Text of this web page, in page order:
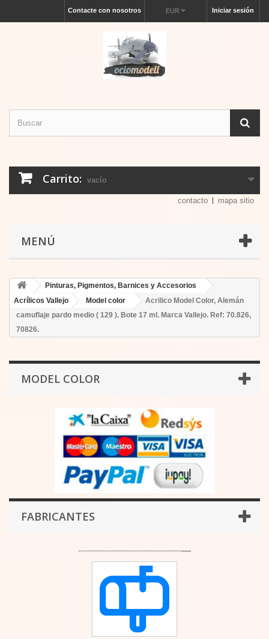
Iniciar sesión
EUR
Contacte con nosotros
Carrito: vacío
contacto mapa sitio
MENÚ
Pinturas, Pigmentos, Barnices y Accesorios
Acrílicos Vallejo
Model color
Acrilico Model Color, Alemán
camuflaje pardo medio ( 129 ). Bote 17 ml. Marca Vallejo. Ref: 70.826,
70826.
MODEL COLOR
FABRICANTES
-----------------------------------------------